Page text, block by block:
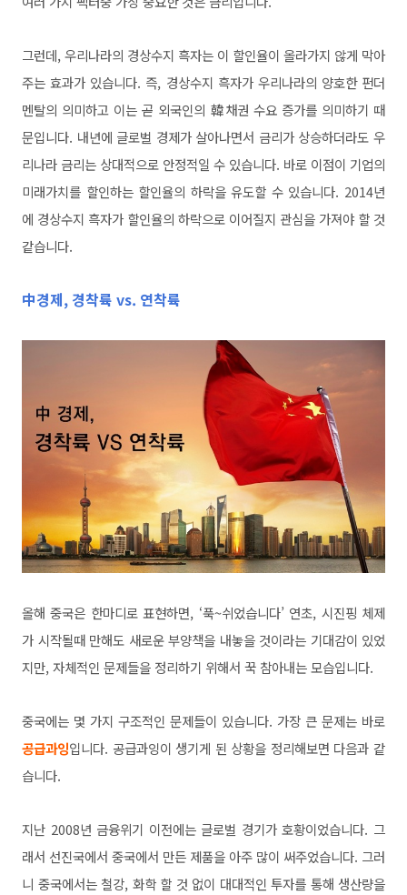
그런데, 우리나라의 경상수지 흑자는 이 할인율이 올라가지 않게 막아
주는 효과가 있습니다. 즉, 경상수지 흑자가 우리나라의 양호한 펀더
멘탈의 의미하고 이는 곧 외국인의 韓채권 수요 증가를 의미하기 때
문입니다. 내년에 글로벌 경제가 살아나면서 금리가 상승하더라도 우
리나라 금리는 상대적으로 안정적일 수 있습니다. 바로 이점이 기업의
미래가치를 할인하는 할인율의 하락을 유도할 수 있습니다. 2014년
에 경상수지 흑자가 할인율의 하락으로 이어질지 관심을 가져야 할 것
같습니다.
中경제, 경착륙 vs. 연착륙
올해 중국은 한마디로 표현하면, ‘푹~쉬었습니다’ 연초, 시진핑 체제
가 시작될때 만해도 새로운 부양책을 내놓을 것이라는 기대감이 있었
지만, 자체적인 문제들을 정리하기 위해서 꾹 참아내는 모습입니다.
중국에는 몇 가지 구조적인 문제들이 있습니다. 가장 큰 문제는 바로
공급과잉입니다. 공급과잉이 생기게 된 상황을 정리해보면 다음과 같
습니다.
지난 2008년 금융위기 이전에는 글로벌 경기가 호황이었습니다. 그
래서 선진국에서 중국에서 만든 제품을 아주 많이 써주었습니다. 그러
니 중국에서는 철강, 화학 할 것 없이 대대적인 투자를 통해 생산량을